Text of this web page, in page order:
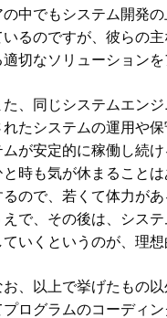
の中でもシステム開発
いるのですが、彼らの
適切なソリューション
た、同じシステムエン
れたシステムの運用や
ムが安定的に稼働し続
と時も気が休まること
るので、若くて体力が
えで、その後は、シス
ていくというのが、理
お、以上で挙げたもの
プログラムのコーディ